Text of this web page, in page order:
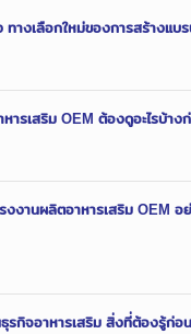
างเลือกใหม่ของการสร้างแบ
ารเสริม OEM ต้องดูอะไรบ้า
งงานผลิตอาหารเสริม OEM อ
รกิจอาหารเสริม สิ่งที่ต้องรู้ก่อ